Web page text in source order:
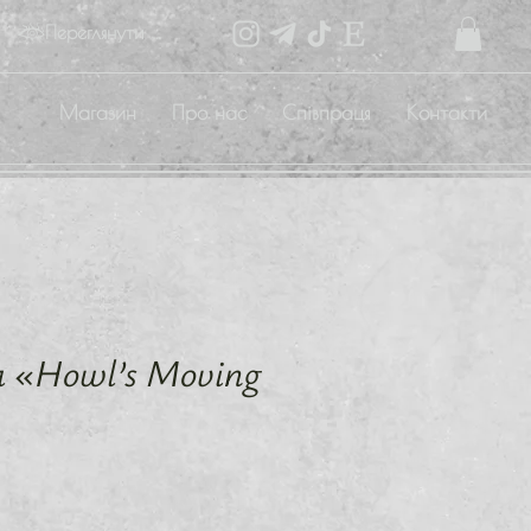
Магазин Про нас Співпраця Контакти
Переглянути бали
Moving